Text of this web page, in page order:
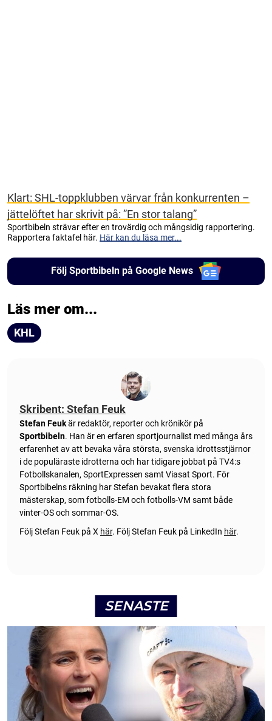
Klart: SHL-toppklubben värvar från konkurrenten –
jättelöftet har skrivit på: ”En stor talang”
Sportbibeln strävar efter en trovärdig och mångsidig rapportering.
Rapportera faktafel här. Här kan du läsa mer...
Följ Sportbibeln på Google News
Läs mer om...
KHL
Skribent: Stefan Feuk
Stefan Feukär redaktör, reporter och krönikör på
Sportbibeln. Han är en erfaren sportjournalist med många års
erfarenhet av att bevaka våra största, svenska idrottsstjärnor
i de populäraste idrotterna och har tidigare jobbat på TV4:s
Fotbollskanalen, SportExpressen samt Viasat Sport. För
Sportbibelns räkning har Stefan bevakat flera stora
mästerskap, som fotbolls-EM och fotbolls-VM samt både
vinter-OS och sommar-OS.
Följ Stefan Feuk på X här. Följ Stefan Feuk på LinkedIn här.
SENASTE